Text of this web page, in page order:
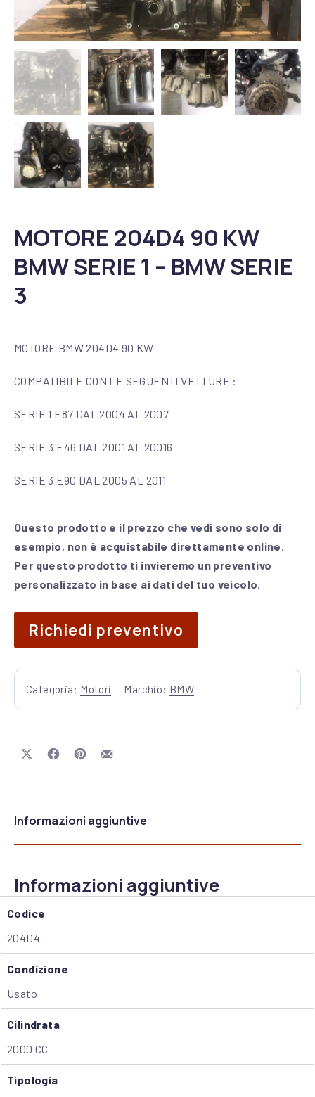
MOTORE 204D4 90 KW
BMW SERIE 1 – BMW SERIE
3
MOTORE BMW 204D4 90 KW
COMPATIBILE CON LE SEGUENTI VETTURE :
SERIE 1 E87 DAL 2004 AL 2007
SERIE 3 E46 DAL 2001 AL 20016
SERIE 3 E90 DAL 2005 AL 2011
Questo prodotto e il prezzo che vedi sono solo di
esempio, non è acquistabile direttamente online.
Per questo prodotto ti invieremo un preventivo
personalizzato in base ai dati del tuo veicolo.
Richiedi preventivo
Categoria: Motori Marchio: BMW
Share on XShare on Facebook
Share on Pinterest
Share by Email
Informazioni aggiuntive
Informazioni aggiuntive
Codice
204D4
Condizione
Usato
Cilindrata
2000 CC
Tipologia